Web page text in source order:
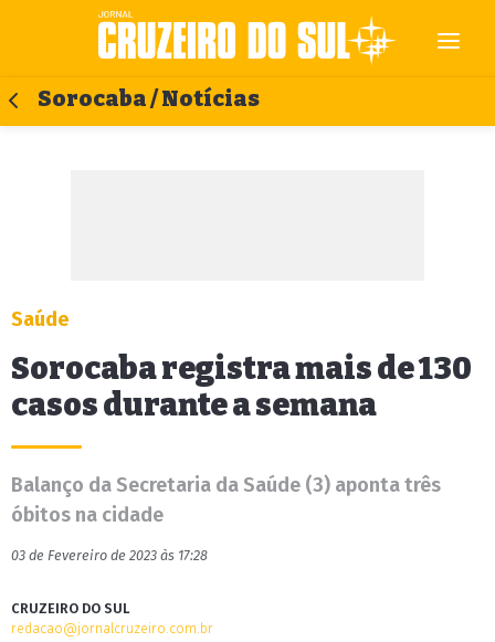
Sorocaba / Notícias
Saúde
Sorocaba registra mais de 130
casos durante a semana
Balanço da Secretaria da Saúde (3) aponta três
óbitos na cidade
03 de Fevereiro de 2023 às 17:28
CRUZEIRO DO SUL
redacao@jornalcruzeiro.com.br